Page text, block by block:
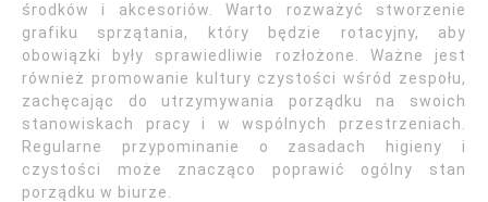
środków i akcesoriów. Warto rozważyć stworzenie
grafiku sprzątania, który będzie rotacyjny, aby
obowiązki były sprawiedliwie rozłożone. Ważne jest
również promowanie kultury czystości wśród zespołu,
zachęcając do utrzymywania porządku na swoich
stanowiskach pracy i w wspólnych przestrzeniach.
Regularne przypominanie o zasadach higieny i
czystości może znacząco poprawić ogólny stan
porządku w biurze.